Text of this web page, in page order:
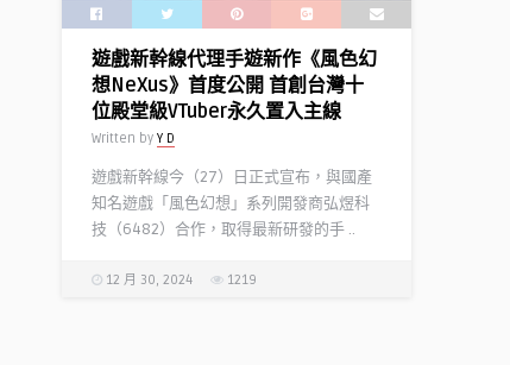
遊戲新幹線代理手遊新作《風色幻
想NeXus》首度公開 首創台灣十
位殿堂級VTuber永久置入主線
Written by Y D
遊戲新幹線今（27）日正式宣布，與國產
知名遊戲「風色幻想」系列開發商弘煜科
技（6482）合作，取得最新研發的手 ..
12 月 30, 2024 1219